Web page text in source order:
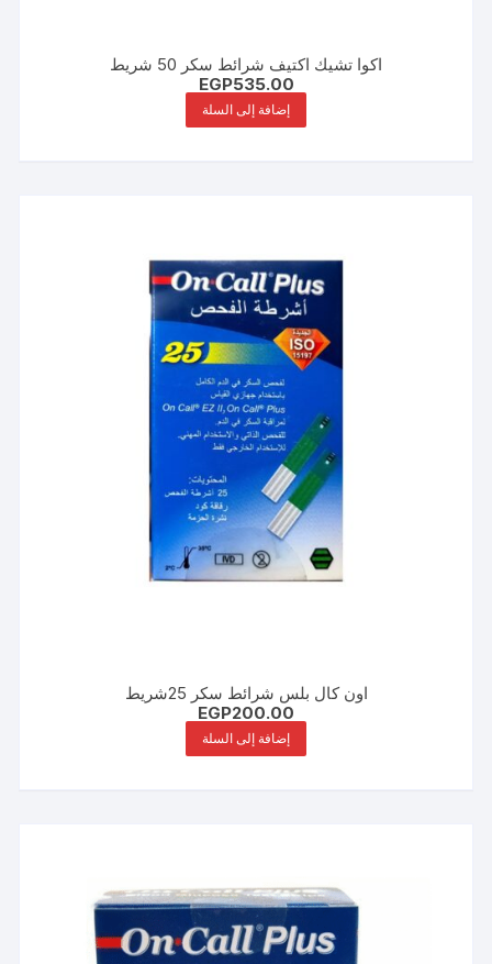
اكوا تشيك اكتيف شرائط سكر 50 شريط
EGP535.00
إضافة إلى السلة
اون كال بلس شرائط سكر 25شريط
EGP200.00
إضافة إلى السلة